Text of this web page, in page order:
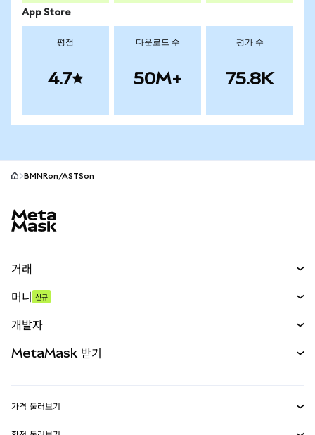
App Store
평점
4.7
다운로드 수
50M+
평가 수
75.8K
BMNRon/ASTSon
거래
무기한 선물
실물자산
머니 신규
개발자
MetaMask 받기
가격 둘러보기